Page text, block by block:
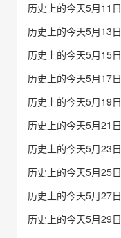
历史上的今天5月11日
历史上的今天5月13日
历史上的今天5月15日
历史上的今天5月17日
历史上的今天5月19日
历史上的今天5月21日
历史上的今天5月23日
历史上的今天5月25日
历史上的今天5月27日
历史上的今天5月29日